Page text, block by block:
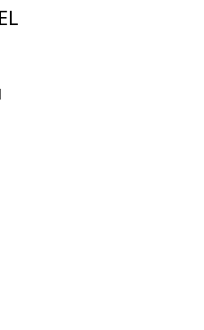
feira,
Soluções
99884 5295